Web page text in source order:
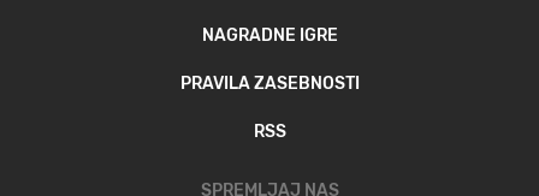
NAGRADNE IGRE
PRAVILA ZASEBNOSTI
RSS
SPREMLJAJ NAS